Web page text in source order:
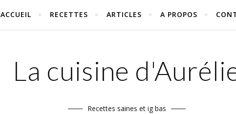
ACCUEIL RECETTES ARTICLES A PROPOS
La cuisine
Recettes saines et ig bas